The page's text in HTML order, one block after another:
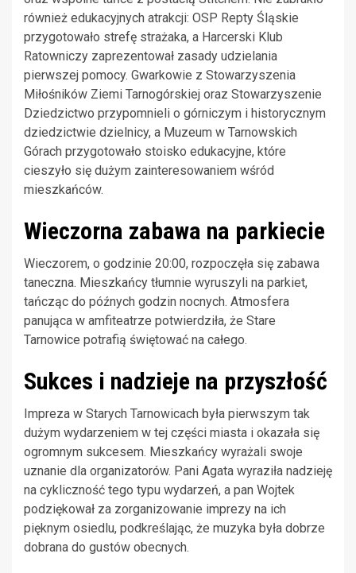
również edukacyjnych atrakcji: OSP Repty Śląskie
przygotowało strefę strażaka, a Harcerski Klub
Ratowniczy zaprezentował zasady udzielania
pierwszej pomocy. Gwarkowie z Stowarzyszenia
Miłośników Ziemi Tarnogórskiej oraz Stowarzyszenie
Dziedzictwo przypomnieli o górniczym i historycznym
dziedzictwie dzielnicy, a Muzeum w Tarnowskich
Górach przygotowało stoisko edukacyjne, które
cieszyło się dużym zainteresowaniem wśród
mieszkańców.
Wieczorna zabawa na parkiecie
Wieczorem, o godzinie 20:00, rozpoczęła się zabawa
taneczna. Mieszkańcy tłumnie wyruszyli na parkiet,
tańcząc do późnych godzin nocnych. Atmosfera
panująca w amfiteatrze potwierdziła, że Stare
Tarnowice potrafią świętować na całego.
Sukces i nadzieje na przyszłość
Impreza w Starych Tarnowicach była pierwszym tak
dużym wydarzeniem w tej części miasta i okazała się
ogromnym sukcesem. Mieszkańcy wyrażali swoje
uznanie dla organizatorów. Pani Agata wyraziła nadzieję
na cykliczność tego typu wydarzeń, a pan Wojtek
podziękował za zorganizowanie imprezy na ich
pięknym osiedlu, podkreślając, że muzyka była dobrze
dobrana do gustów obecnych.